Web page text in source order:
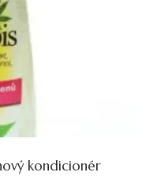
kondicionér